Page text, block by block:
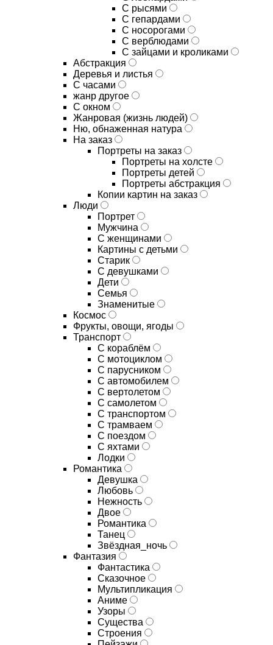
С рысями
С гепардами
С носорогами
С верблюдами
С зайцами и кроликами
Абстракция
Деревья и листья
С часами
жанр другое
С окном
Жанровая (жизнь людей)
Ню, обнаженная натура
На заказ
Портреты на заказ
Портреты на холсте
Портреты детей
Портреты абстракция
Копии картин на заказ
Люди
Портрет
Мужчина
С женщинами
Картины с детьми
Старик
С девушками
Дети
Семья
Знаменитые
Космос
Фрукты, овощи, ягоды
Транспорт
С кораблём
С мотоциклом
С парусником
С автомобилем
С вертолетом
С самолетом
С транспортом
С трамваем
С поездом
С яхтами
Лодки
Романтика
Девушка
Любовь
Нежность
Двое
Романтика
Танец
Звёздная_ночь
Фантазия
Фантастика
Сказочное
Мультипликация
Аниме
Узоры
Существа
Строения